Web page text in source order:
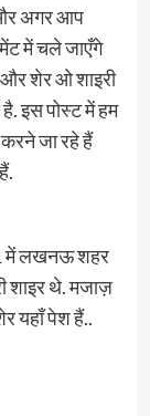
और अगर आप
में चले जाएँगे
और शेर ओ शाइरी
इस पोस्ट में हम
जा रहे हैं
में लखनऊ शहर
शाइर थे. मजाज़
यहाँ पेश हैं..